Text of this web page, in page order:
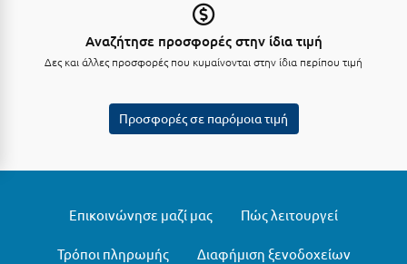
Μυτιλήνη
Ναυπακτία
Ναύπλιο
Αναζήτησε προσφορές στην ίδια τιμή
Δες και άλλες προσφορές που κυμαίνονται στην ίδια περίπου τιμή
Προσφορές σε παρόμοια τιμή
Επικοινώνησε μαζί μας Πώς λειτουργεί
Τρόποι πληρωμής Διαφήμιση ξενοδοχείων